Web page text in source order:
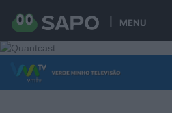
MENU
Skip to content